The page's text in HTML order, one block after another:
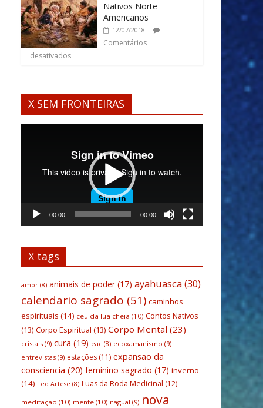
Nativos Norte
Americanos
12/07/2018
Comentários
desativados
X SEM FRONTEIRAS
00:00 00:00
X tags
amor (8) animais de poder(17) ayahuasca(30)
calendario sagrado (51) caminhos
espirituais (14) ceu da lua cheia (10) Contos Nativos
(13) Corpo Espiritual (13) Corpo Mental (23)
cristais (9) cura (19) eac (8) ecoxamanismo (9)
entrevistas (9) estações (11) expansão da
consciencia (20) feminino sagrado (17) inverno
(14) Leo Artese (8) Luas da Roda Medicinal (12)
meditação (10) mente (10) nagual (9) nova